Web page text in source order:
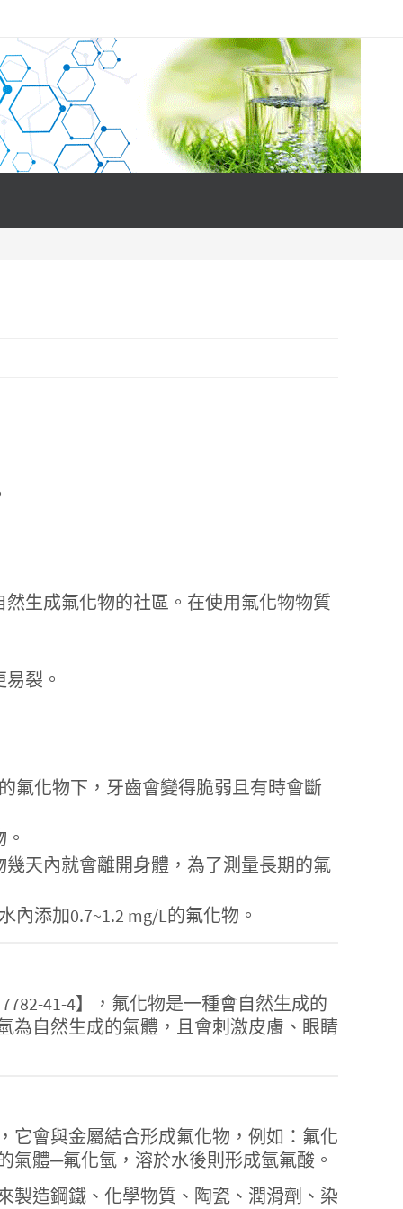
生成氟化物的社區。在使用氟化物物質
裂。
氟化物下，牙齒會變得脆弱且有時會斷
天內就會離開身體，為了測量長期的氟
添加0.7~1.2 mg/L的氟化物。
7782-41-4】，氟化物是一種會自然生成的
為自然生成的氣體，且會刺激皮膚、眼睛
它會與金屬結合形成氟化物，例如：氟化
氣體─氟化氫，溶於水後則形成氫氟酸。
製造鋼鐵、化學物質、陶瓷、潤滑劑、染